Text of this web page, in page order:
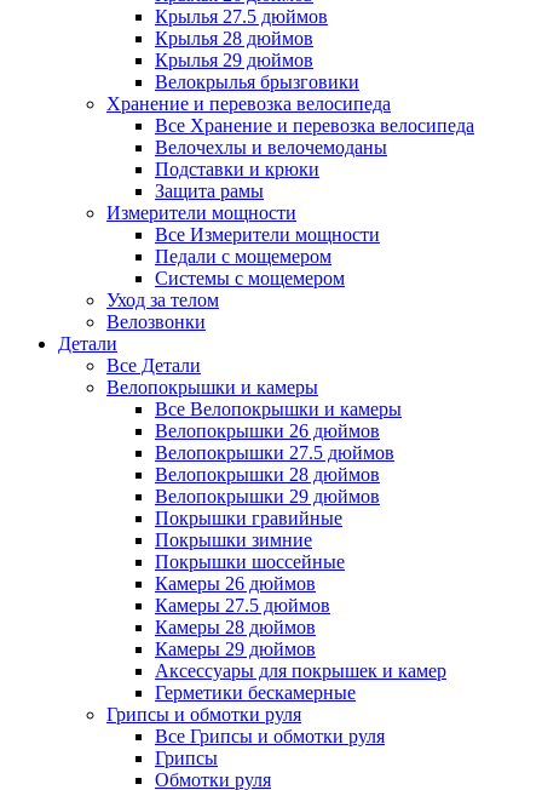
Крылья 27.5 дюймов
Крылья 28 дюймов
Крылья 29 дюймов
Велокрылья брызговики
Хранение и перевозка велосипеда
Все Хранение и перевозка велосипеда
Велочехлы и велочемоданы
Подставки и крюки
Защита рамы
Измерители мощности
Все Измерители мощности
Педали с мощемером
Системы с мощемером
Уход за телом
Велозвонки
Детали
Все Детали
Велопокрышки и камеры
Все Велопокрышки и камеры
Велопокрышки 26 дюймов
Велопокрышки 27.5 дюймов
Велопокрышки 28 дюймов
Велопокрышки 29 дюймов
Покрышки гравийные
Покрышки зимние
Покрышки шоссейные
Камеры 26 дюймов
Камеры 27.5 дюймов
Камеры 28 дюймов
Камеры 29 дюймов
Аксессуары для покрышек и камер
Герметики бескамерные
Грипсы и обмотки руля
Все Грипсы и обмотки руля
Грипсы
Обмотки руля